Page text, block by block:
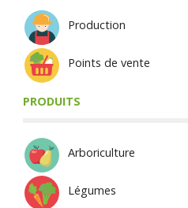
Production
Points de vente
PRODUITS
Arboriculture
Légumes